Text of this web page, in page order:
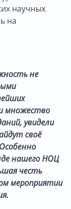
научных
на
не
множество
увидели
своё
нашего НОЦ
честь
мероприятии